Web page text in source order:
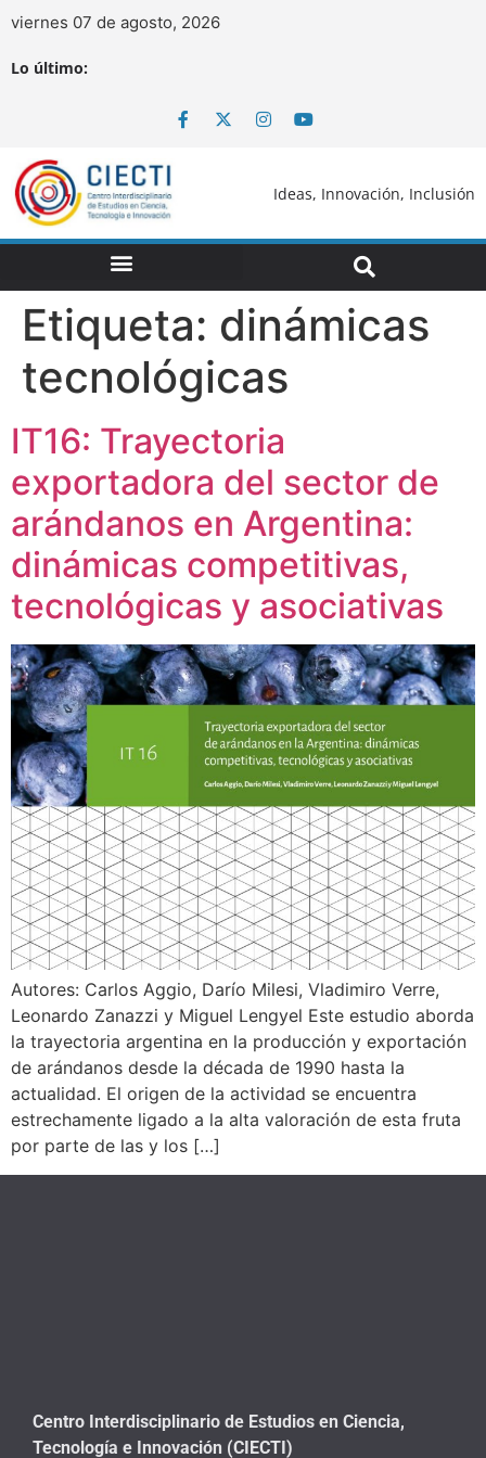
viernes 07 de agosto, 2026
Lo último:
Ideas, Innovación, Inclusión
Etiqueta: dinámicas
tecnológicas
IT16: Trayectoria
exportadora del sector de
arándanos en Argentina:
dinámicas competitivas,
tecnológicas y asociativas
Autores: Carlos Aggio, Darío Milesi, Vladimiro Verre,
Leonardo Zanazzi y Miguel Lengyel Este estudio aborda
la trayectoria argentina en la producción y exportación
de arándanos desde la década de 1990 hasta la
actualidad. El origen de la actividad se encuentra
estrechamente ligado a la alta valoración de esta fruta
por parte de las y los […]
Centro Interdisciplinario de Estudios en Ciencia,
Tecnología e Innovación (CIECTI)